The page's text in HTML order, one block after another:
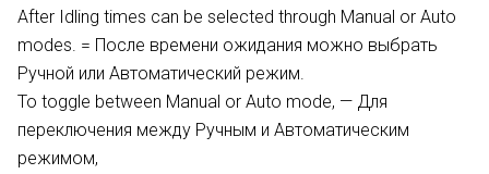
After Idling times can be selected through Manual or Auto
modes. = После времени ожидания можно выбрать
Ручной или Автоматический режим.
To toggle between Manual or Auto mode, — Для
переключения между Ручным и Автоматическим
режимом,